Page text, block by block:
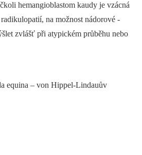
hemangioblastom kaudy je vzácná
na možnost nádorové
zvlášť při atypickém průběhu nebo
equina –⁠ von Hippel-Lindauův